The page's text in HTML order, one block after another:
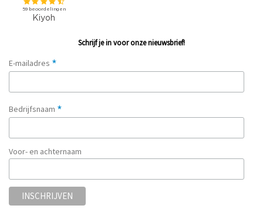
Schrijf je in voor onze nieuwsbrief!
E-mailadres *
Bedrijfsnaam *
Voor- en achternaam